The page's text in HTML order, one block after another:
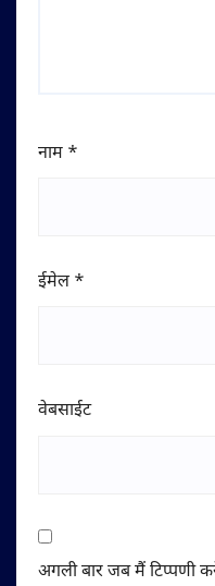
नाम *
ईमेल *
वेबसाईट
अगली बार जब मैं टिप्पणी